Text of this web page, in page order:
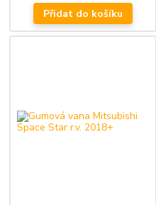
Přidat do košíku